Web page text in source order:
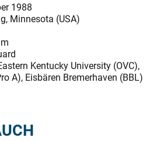
1988
Minnesota (USA)
Kentucky University (OVC),
A), Eisbären Bremerhaven (BBL)